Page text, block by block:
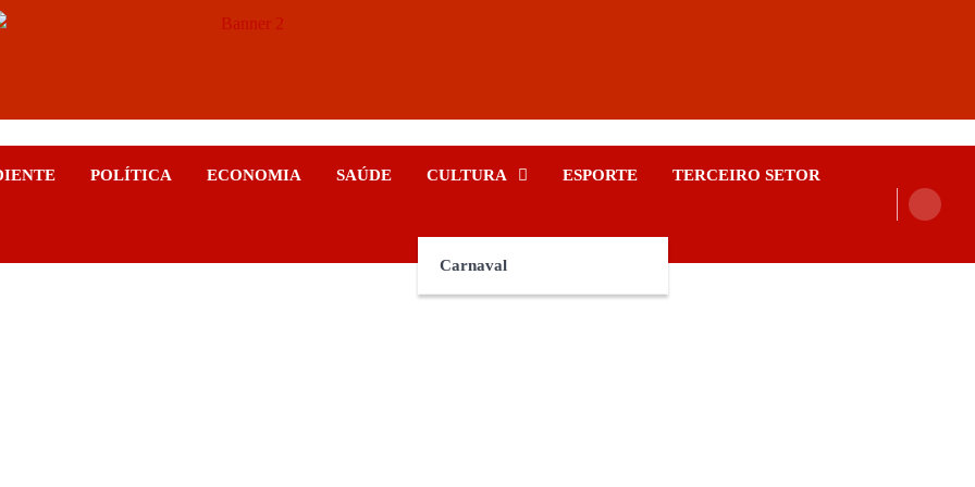
POLÍTICA ECONOMIA SAÚDE CULTURA
Carnaval
ESPORTE TERCEIRO SETOR